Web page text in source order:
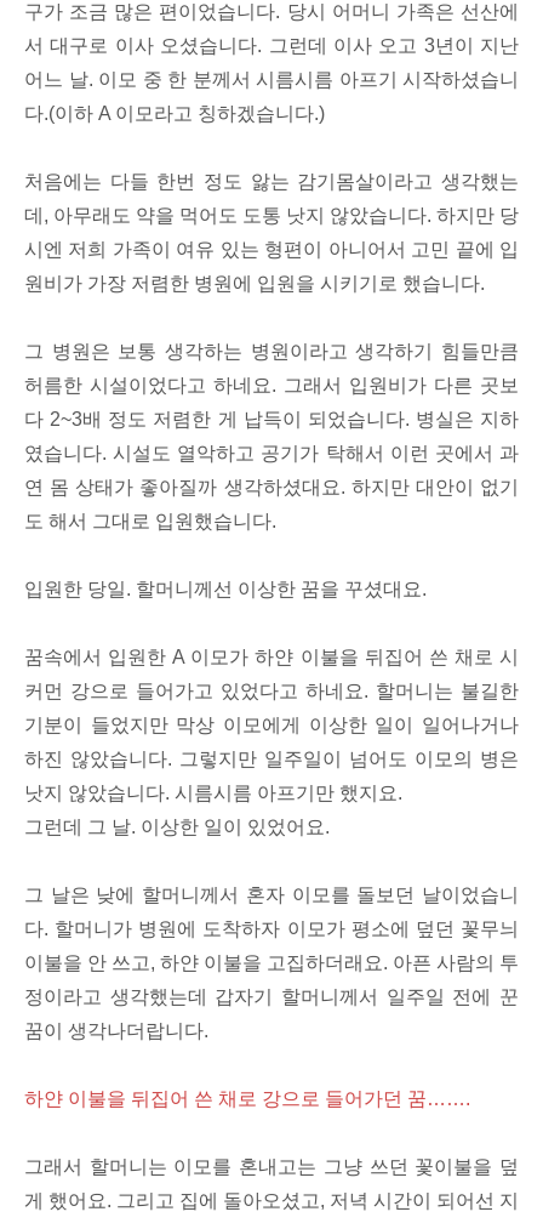
구가 조금 많은 편이었습니다. 당시 어머니 가족은 선산에
서 대구로 이사 오셨습니다. 그런데 이사 오고 3년이 지난
어느 날. 이모 중 한 분께서 시름시름 아프기 시작하셨습니
다.(이하 A 이모라고 칭하겠습니다.)
처음에는 다들 한번 정도 앓는 감기몸살이라고 생각했는
데, 아무래도 약을 먹어도 도통 낫지 않았습니다. 하지만 당
시엔 저희 가족이 여유 있는 형편이 아니어서 고민 끝에 입
원비가 가장 저렴한 병원에 입원을 시키기로 했습니다.
그 병원은 보통 생각하는 병원이라고 생각하기 힘들만큼
허름한 시설이었다고 하네요. 그래서 입원비가 다른 곳보
다 2~3배 정도 저렴한 게 납득이 되었습니다. 병실은 지하
였습니다. 시설도 열악하고 공기가 탁해서 이런 곳에서 과
연 몸 상태가 좋아질까 생각하셨대요. 하지만 대안이 없기
도 해서 그대로 입원했습니다.
입원한 당일. 할머니께선 이상한 꿈을 꾸셨대요.
꿈속에서 입원한 A 이모가 하얀 이불을 뒤집어 쓴 채로 시
커먼 강으로 들어가고 있었다고 하네요. 할머니는 불길한
기분이 들었지만 막상 이모에게 이상한 일이 일어나거나
하진 않았습니다. 그렇지만 일주일이 넘어도 이모의 병은
낫지 않았습니다. 시름시름 아프기만 했지요.
그런데 그 날. 이상한 일이 있었어요.
그 날은 낮에 할머니께서 혼자 이모를 돌보던 날이었습니
다. 할머니가 병원에 도착하자 이모가 평소에 덮던 꽃무늬
이불을 안 쓰고, 하얀 이불을 고집하더래요. 아픈 사람의 투
정이라고 생각했는데 갑자기 할머니께서 일주일 전에 꾼
꿈이 생각나더랍니다.
하얀 이불을 뒤집어 쓴 채로 강으로 들어가던 꿈…….
그래서 할머니는 이모를 혼내고는 그냥 쓰던 꽃이불을 덮
게 했어요. 그리고 집에 돌아오셨고, 저녁 시간이 되어선 지